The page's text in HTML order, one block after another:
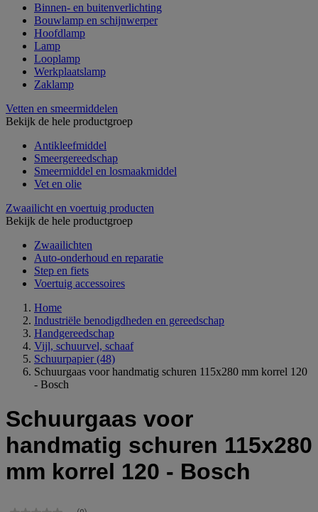
Binnen- en buitenverlichting
Bouwlamp en schijnwerper
Hoofdlamp
Lamp
Looplamp
Werkplaatslamp
Zaklamp
Vetten en smeermiddelen
Bekijk de hele productgroep
Antikleefmiddel
Smeergereedschap
Smeermiddel en losmaakmiddel
Vet en olie
Zwaailicht en voertuig producten
Bekijk de hele productgroep
Zwaailichten
Auto-onderhoud en reparatie
Step en fiets
Voertuig accessoires
Home
Industriële benodigdheden en gereedschap
Handgereedschap
Vijl, schuurvel, schaaf
Schuurpapier (48)
Schuurgaas voor handmatig schuren 115x280 mm korrel 120
- Bosch
Schuurgaas voor
handmatig schuren 115x280
mm korrel 120 - Bosch